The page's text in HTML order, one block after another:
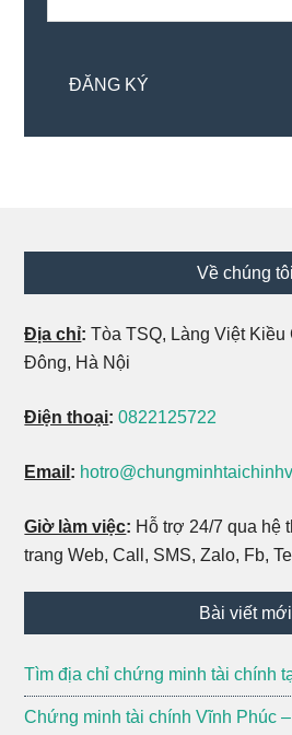
Về chúng tôi
Địa chỉ: Tòa TSQ, Làng Việt Kiều
Đông, Hà Nội
Điện thoại: 0822125722
Email :
Giờ làm việc: Hỗ trợ 24/7 qua hệ
trang Web, Call, SMS, Zalo, Fb,
Bài viết mới
Tìm địa chỉ chứng minh tài chính
Chứng minh tài chính Vĩnh Phúc